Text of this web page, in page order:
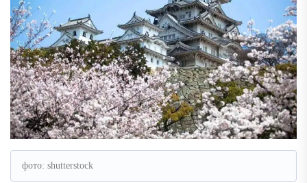
фото: shutterstock